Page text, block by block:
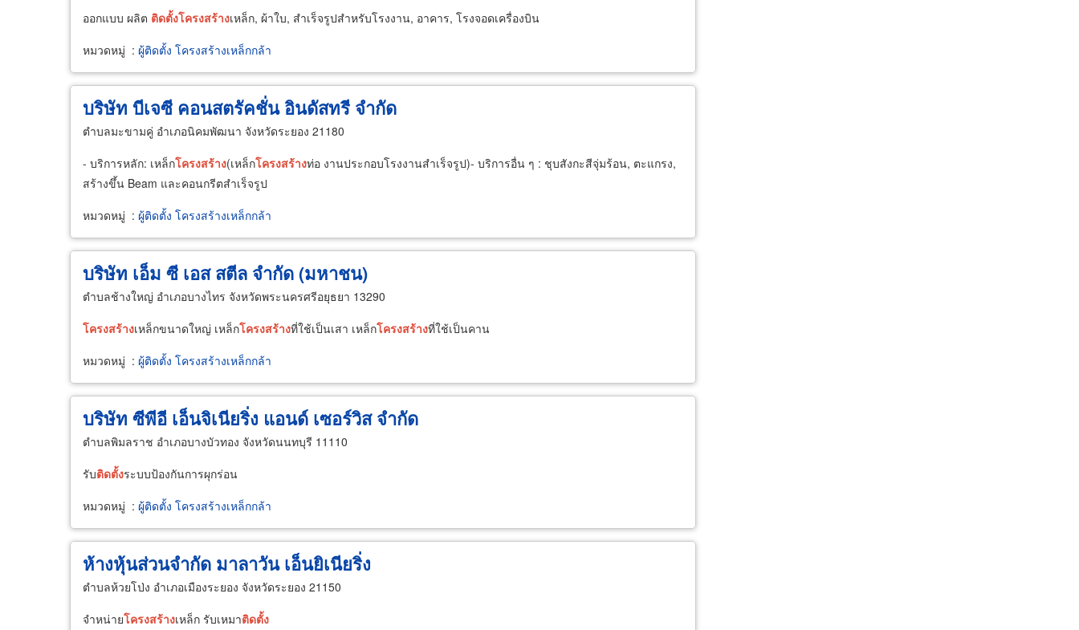
ออกแบบ ผลิต ติดตั้งโครงสร้างเหล็ก, ผ้าใบ, สำเร็จรูปสำหรับโรงงาน, อาคาร, โรงจอดเครื่องบิน
หมวดหมู่ : ผู้ติดตั้ง โครงสร้างเหล็กกล้า
บริษัท บีเจซี คอนสตรัคชั่น อินดัสทรี จำกัด
ตำบลมะขามคู่ อำเภอนิคมพัฒนา จังหวัดระยอง 21180
- บริการหลัก: เหล็กโครงสร้าง(เหล็กโครงสร้างท่อ งานประกอบโรงงานสำเร็จรูป)- บริการอื่น ๆ : ชุบสังกะสีจุ่มร้อน, ตะแกรง,
สร้างขึ้น Beam และคอนกรีตสำเร็จรูป
หมวดหมู่ : ผู้ติดตั้ง โครงสร้างเหล็กกล้า
บริษัท เอ็ม ซี เอส สตีล จำกัด (มหาชน)
ตำบลช้างใหญ่ อำเภอบางไทร จังหวัดพระนครศรีอยุธยา 13290
โครงสร้างเหล็กขนาดใหญ่ เหล็กโครงสร้างที่ใช้เป็นเสา เหล็กโครงสร้างที่ใช้เป็นคาน
หมวดหมู่ : ผู้ติดตั้ง โครงสร้างเหล็กกล้า
บริษัท ซีพีอี เอ็นจิเนียริ่ง แอนด์ เซอร์วิส จำกัด
ตำบลพิมลราช อำเภอบางบัวทอง จังหวัดนนทบุรี 11110
รับติดตั้งระบบป้องกันการผุกร่อน
หมวดหมู่ : ผู้ติดตั้ง โครงสร้างเหล็กกล้า
ห้างหุ้นส่วนจำกัด มาลาวัน เอ็นยิเนียริ่ง
ตำบลห้วยโป่ง อำเภอเมืองระยอง จังหวัดระยอง 21150
จำหน่ายโครงสร้างเหล็ก รับเหมาติดตั้ง